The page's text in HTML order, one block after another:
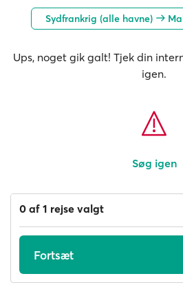
Sydfrankrig (alle havne)
Ups, noget gik galt! Tjek din
igen.
Søg igen
0 af 1 rejse valgt
Fortsæt